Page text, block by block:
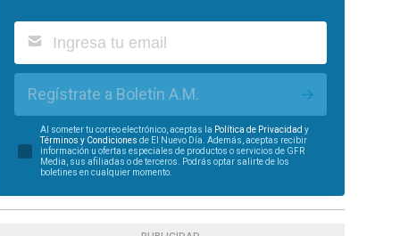
Regístrate a Boletín A.M.
Al someter tu correo electrónico, aceptas la Política de Privacidad y
Términos y Condiciones de El Nuevo Día. Además, aceptas recibir
información u ofertas especiales de productos o servicios de GFR
Media, sus afiliadas o de terceros. Podrás optar salirte de los
boletines en cualquier momento.